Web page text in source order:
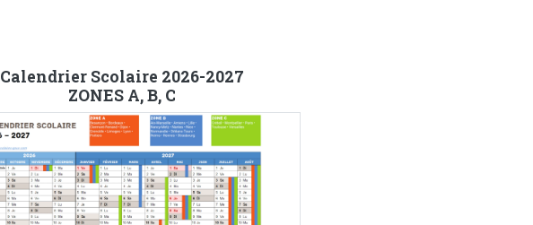
Calendrier Scolaire 2026-2027
ZONES A, B, C